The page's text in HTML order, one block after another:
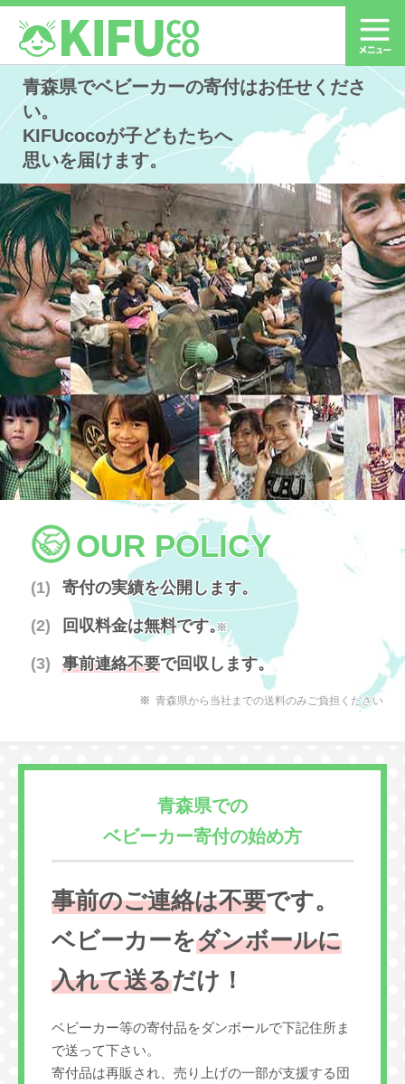
青森県でベビーカーの寄付はお任せくださ
い。
KIFUcocoが子どもたちへ
思いを届けます。
OUR POLICY
寄付の実績を公開します。
回収料金は無料です。
※
事前連絡不要で回収します。
青森県から当社までの送料のみご負担ください
青森県での
ベビーカー寄付の始め方
事前のご連絡は不要です。
ベビーカーをダンボールに
入れて送るだけ！
ベビーカー等の寄付品をダンボールで下記住所ま
で送って下さい。
寄付品は再販され、売り上げの一部が支援する団